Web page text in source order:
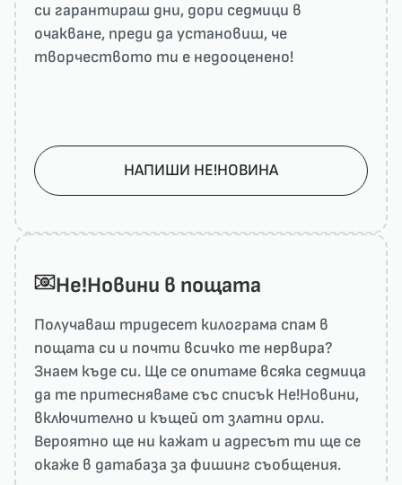
си гарантираш дни, дори седмици в
очакване, преди да установиш, че
творчеството ти е недооценено!
НАПИШИ НЕ!НОВИНА
He!Новини в пощата
Получаваш тридесет килограма спам в
пощата си и почти всичко те нервира?
Знаем къде си. Ще се опитаме всяка седмица
да те притесняваме със списък He!Новини,
включително и къщей от златни орли.
Вероятно ще ни кажат и адресът ти ще се
окаже в датабаза за фишинг съобщения.